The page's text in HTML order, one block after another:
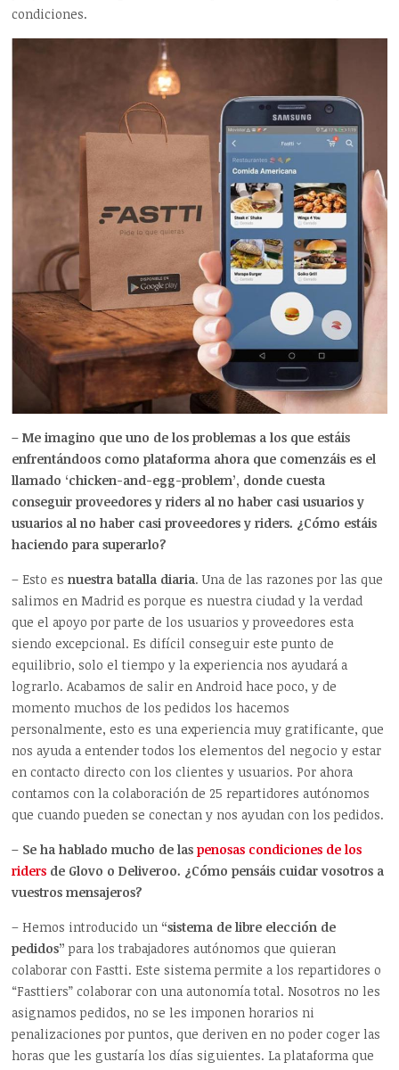
condiciones.
– Me imagino que uno de los problemas a los que estáis
enfrentándoos como plataforma ahora que comenzáis es el
llamado ‘chicken-and-egg-problem’, donde cuesta
conseguir proveedores y riders al no haber casi usuarios y
usuarios al no haber casi proveedores y riders. ¿Cómo estáis
haciendo para superarlo?
– Esto esnuestra batalla diaria. Una de las razones por las que
salimos en Madrid es porque es nuestra ciudad y la verdad
que el apoyo por parte de los usuarios y proveedores esta
siendo excepcional. Es difícil conseguir este punto de
equilibrio, solo el tiempo y la experiencia nos ayudará a
lograrlo. Acabamos de salir en Android hace poco, y de
momento muchos de los pedidos los hacemos
personalmente, esto es una experiencia muy gratificante, que
nos ayuda a entender todos los elementos del negocio y estar
en contacto directo con los clientes y usuarios. Por ahora
contamos con la colaboración de 25 repartidores autónomos
que cuando pueden se conectan y nos ayudan con los pedidos.
– Se ha hablado mucho de laspenosas condiciones de los
riders de Glovo o Deliveroo. ¿Cómo pensáis cuidar vosotros a
vuestros mensajeros?
– Hemos introducido un “sistema de libre elección de
pedidos” para los trabajadores autónomos que quieran
colaborar con Fastti. Este sistema permite a los repartidores o
“Fasttiers” colaborar con una autonomía total. Nosotros no les
asignamos pedidos, no se les imponen horarios ni
penalizaciones por puntos, que deriven en no poder coger las
horas que les gustaría los días siguientes. La plataforma que